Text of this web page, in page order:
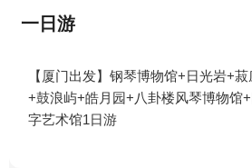
一日游
【厦门出发】钢琴博物馆+日光岩+菽
+鼓浪屿+皓月园+八卦楼风琴博物馆+
字艺术馆1日游